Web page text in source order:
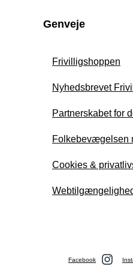
Genveje
Frivilligshoppen
Nyhedsbrevet
Partnerskabet for
Folkebevægelsen
Cookies &
Facebook